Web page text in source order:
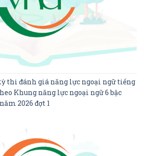
thi đánh giá năng lực ngoại ngữ tiếng
Khung năng lực ngoại ngữ 6 bậc
2026 đợt 1